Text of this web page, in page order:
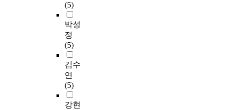
(5)
박성
정
(5)
김수
연
(5)
강현